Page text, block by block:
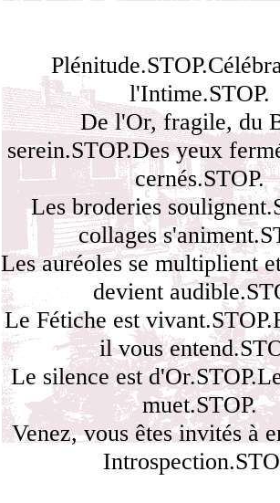
l'Intime.STOP.
De l'Or, fragile, du
serein.STOP.Des yeux
cernés.STOP.
Les broderies
collages
Les auréoles se multiplient
devient
Le Fétiche est
il vous
Le silence est
muet.STOP.
Venez, vous êtes invités à